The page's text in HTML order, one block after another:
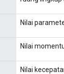
Nilai
Nilai
Nilai